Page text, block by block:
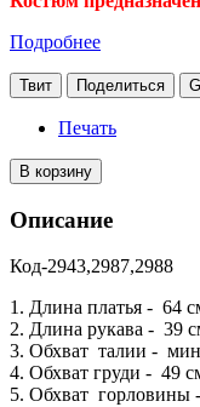
Подробнее
Твит Поделиться
Печать
В корзину
Описание
Код-2943,2987,2988
1. Длина платья - 64
2. Длина рукава - 39
3. Обхват талии -
4. Обхват груди - 49
5. Обхват горловины